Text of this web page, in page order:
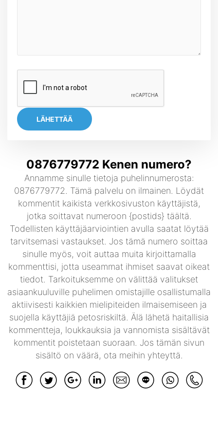
LÄHETTÄÄ
0876779772 Kenen numero?
Annamme sinulle tietoja puhelinnumerosta:
0876779772. Tämä palvelu on ilmainen. Löydät
kommentit kaikista verkkosivuston käyttäjistä,
jotka soittavat numeroon {postids} täältä.
Todellisten käyttäjäarviointien avulla saatat löytää
tarvitsemasi vastaukset. Jos tämä numero soittaa
sinulle myös, voit auttaa muita kirjoittamalla
kommenttisi, jotta useammat ihmiset saavat oikeat
tiedot. Tarkoituksemme on välittää valitukset
asiaankuuluville puhelimen omistajille osallistumalla
aktiivisesti kaikkien mielipiteiden ilmaisemiseen ja
suojella käyttäjiä petosriskiltä. Älä lähetä haitallisia
kommentteja, loukkauksia ja vannomista sisältävät
kommentit poistetaan suoraan. Jos tämän sivun
sisältö on väärä, ota meihin yhteyttä.